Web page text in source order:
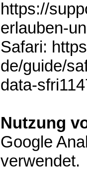
https://
erlauben-
Safari:
de/guide/
data-
Nutzung
Google
verwendet.